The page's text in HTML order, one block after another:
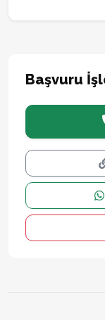
Başvuru